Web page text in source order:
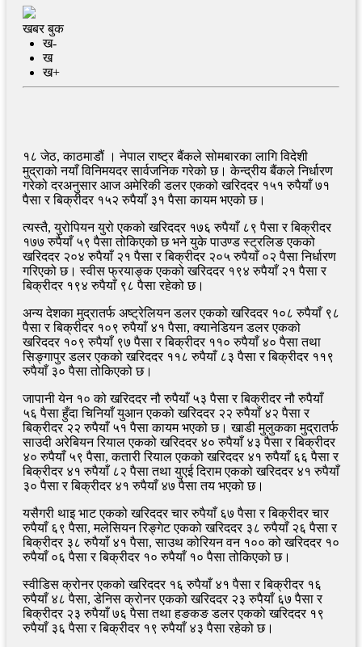
खबर बुक
ख-
ख
ख+
१८ जेठ, काठमाडौं । नेपाल राष्ट्र बैंकले सोमबारका लागि विदेशी
मुद्राको नयाँ विनिमयदर सार्वजनिक गरेको छ। केन्द्रीय बैंकले निर्धारण
गरेको दरअनुसार आज अमेरिकी डलर एकको खरिददर १५१ रुपैयाँ ७१
पैसा र बिक्रीदर १५२ रुपैयाँ ३१ पैसा कायम भएको छ।
त्यस्तै, युरोपियन युरो एकको खरिददर १७६ रुपैयाँ ८९ पैसा र बिक्रीदर
१७७ रुपैयाँ ५९ पैसा तोकिएको छ भने युके पाउण्ड स्ट्रलिङ एकको
खरिददर २०४ रुपैयाँ २१ पैसा र बिक्रीदर २०५ रुपैयाँ ०२ पैसा निर्धारण
गरिएको छ। स्वीस फ्रयाङ्क एकको खरिददर १९४ रुपैयाँ २१ पैसा र
बिक्रीदर १९४ रुपैयाँ ९८ पैसा रहेको छ।
अन्य देशका मुद्रातर्फ अष्ट्रेलियन डलर एकको खरिददर १०८ रुपैयाँ ९८
पैसा र बिक्रीदर १०९ रुपैयाँ ४१ पैसा, क्यानेडियन डलर एकको
खरिददर १०९ रुपैयाँ ९७ पैसा र बिक्रीदर ११० रुपैयाँ ४० पैसा तथा
सिङ्गापुर डलर एकको खरिददर ११८ रुपैयाँ ८३ पैसा र बिक्रीदर ११९
रुपैयाँ ३० पैसा तोकिएको छ।
जापानी येन १० को खरिददर नौ रुपैयाँ ५३ पैसा र बिक्रीदर नौ रुपैयाँ
५६ पैसा हुँदा चिनियाँ युआन एकको खरिददर २२ रुपैयाँ ४२ पैसा र
बिक्रीदर २२ रुपैयाँ ५१ पैसा कायम भएको छ। खाडी मुलुकका मुद्रातर्फ
साउदी अरेबियन रियाल एकको खरिददर ४० रुपैयाँ ४३ पैसा र बिक्रीदर
४० रुपैयाँ ५९ पैसा, कतारी रियाल एकको खरिददर ४१ रुपैयाँ ६६ पैसा र
बिक्रीदर ४१ रुपैयाँ ८२ पैसा तथा युएई दिराम एकको खरिददर ४१ रुपैयाँ
३० पैसा र बिक्रीदर ४१ रुपैयाँ ४७ पैसा तय भएको छ।
यसैगरी थाइ भाट एकको खरिददर चार रुपैयाँ ६७ पैसा र बिक्रीदर चार
रुपैयाँ ६९ पैसा, मलेसियन रिङ्गेट एकको खरिददर ३८ रुपैयाँ २६ पैसा र
बिक्रीदर ३८ रुपैयाँ ४१ पैसा, साउथ कोरियन वन १०० को खरिददर १०
रुपैयाँ ०६ पैसा र बिक्रीदर १० रुपैयाँ १० पैसा तोकिएको छ।
स्वीडिस क्रोनर एकको खरिददर १६ रुपैयाँ ४१ पैसा र बिक्रीदर १६
रुपैयाँ ४८ पैसा, डेनिस क्रोनर एकको खरिददर २३ रुपैयाँ ६७ पैसा र
बिक्रीदर २३ रुपैयाँ ७६ पैसा तथा हङकङ डलर एकको खरिददर १९
रुपैयाँ ३६ पैसा र बिक्रीदर १९ रुपैयाँ ४३ पैसा रहेको छ।